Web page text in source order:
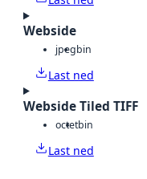
Webside
jpegbin
Last ned
Webside Tiled TIFF
octetbin
Last ned